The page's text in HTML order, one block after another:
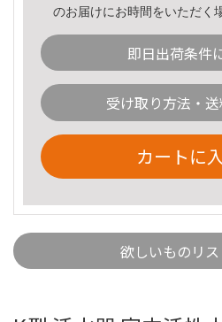
のお届けにお時間をいただく
即日出荷条件
受け取り方法・
カートに
欲しいものリ